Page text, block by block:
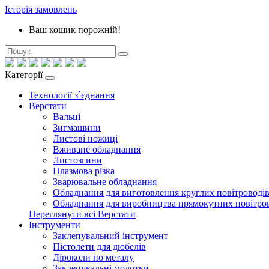
Історія замовлень
Ваш кошик порожній!
Категорії
Технології з`єднання
Верстати
Вальці
Зигмашини
Листові ножиці
Вживане обладнання
Листозгини
Плазмова різка
Зварювальне обладнання
Обладнання для виготовлення круглих повітроводів
Обладнання для виробництва прямокутних
Переглянути всі Верстати
Інструменти
Заклепувальний інструмент
Пістолети для дюбелів
Діроколи по металу